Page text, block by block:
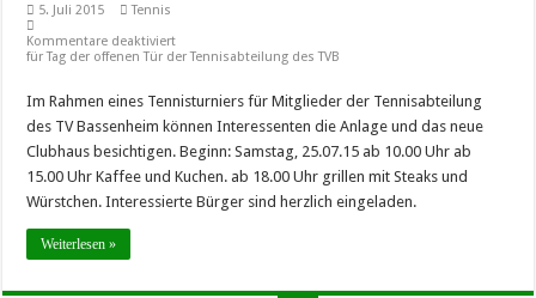
5. Juli 2015
Tennis
Kommentare deaktiviert
für Tag der offenen Tür der Tennisabteilung des TVB
Im Rahmen eines Tennisturniers für Mitglieder der Tennisabteilung
des TV Bassenheim können Interessenten die Anlage und das neue
Clubhaus besichtigen. Beginn: Samstag, 25.07.15 ab 10.00 Uhr ab
15.00 Uhr Kaffee und Kuchen. ab 18.00 Uhr grillen mit Steaks und
Würstchen. Interessierte Bürger sind herzlich eingeladen.
Weiterlesen »